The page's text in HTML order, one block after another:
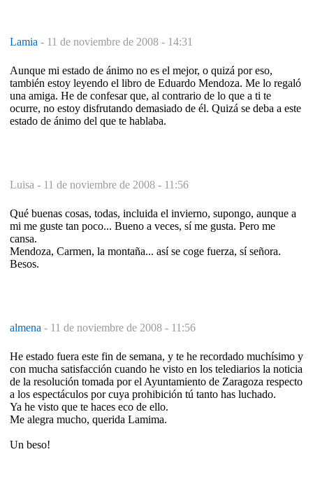
Lamia - 11 de noviembre de 2008 - 14:31
Aunque mi estado de ánimo no es el mejor, o quizá por eso,
también estoy leyendo el libro de Eduardo Mendoza. Me lo regaló
una amiga. He de confesar que, al contrario de lo que a ti te
ocurre, no estoy disfrutando demasiado de él. Quizá se deba a este
estado de ánimo del que te hablaba.
Luisa - 11 de noviembre de 2008 - 11:56
Qué buenas cosas, todas, incluida el invierno, supongo, aunque a
mi me guste tan poco... Bueno a veces, sí me gusta. Pero me
cansa.
Mendoza, Carmen, la montaña... así se coge fuerza, sí señora.
Besos.
almena - 11 de noviembre de 2008 - 11:56
He estado fuera este fin de semana, y te he recordado muchísimo y
con mucha satisfacción cuando he visto en los telediarios la noticia
de la resolución tomada por el Ayuntamiento de Zaragoza respecto
a los espectáculos por cuya prohibición tú tanto has luchado.
Ya he visto que te haces eco de ello.
Me alegra mucho, querida Lamima.
Un beso!